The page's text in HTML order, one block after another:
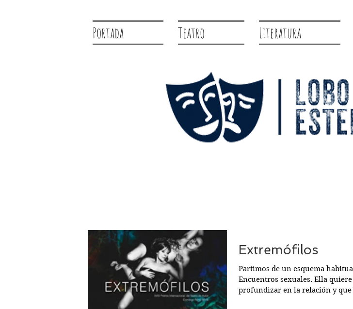
Portada Teatro Literatura
Extremófilos
Partimos de un esquema
Encuentros sexuales. Ella quiere
profundizar en la relación y que